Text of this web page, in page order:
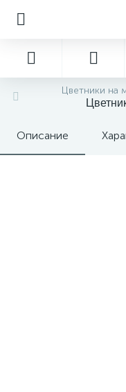
Цветники на
Описание